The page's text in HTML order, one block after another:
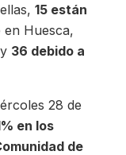
15 están
en Huesca,
36 debido a
28 de
en los
de